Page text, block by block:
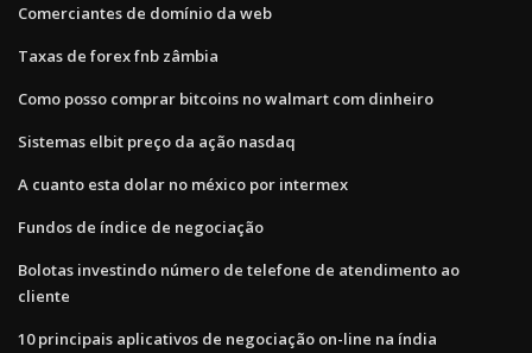
Comerciantes de domínio da web
Taxas de forex fnb zâmbia
Como posso comprar bitcoins no walmart com dinheiro
Sistemas elbit preço da ação nasdaq
A cuanto esta dolar no méxico por intermex
Fundos de índice de negociação
Bolotas investindo número de telefone de atendimento ao
cliente
10 principais aplicativos de negociação on-line na índia